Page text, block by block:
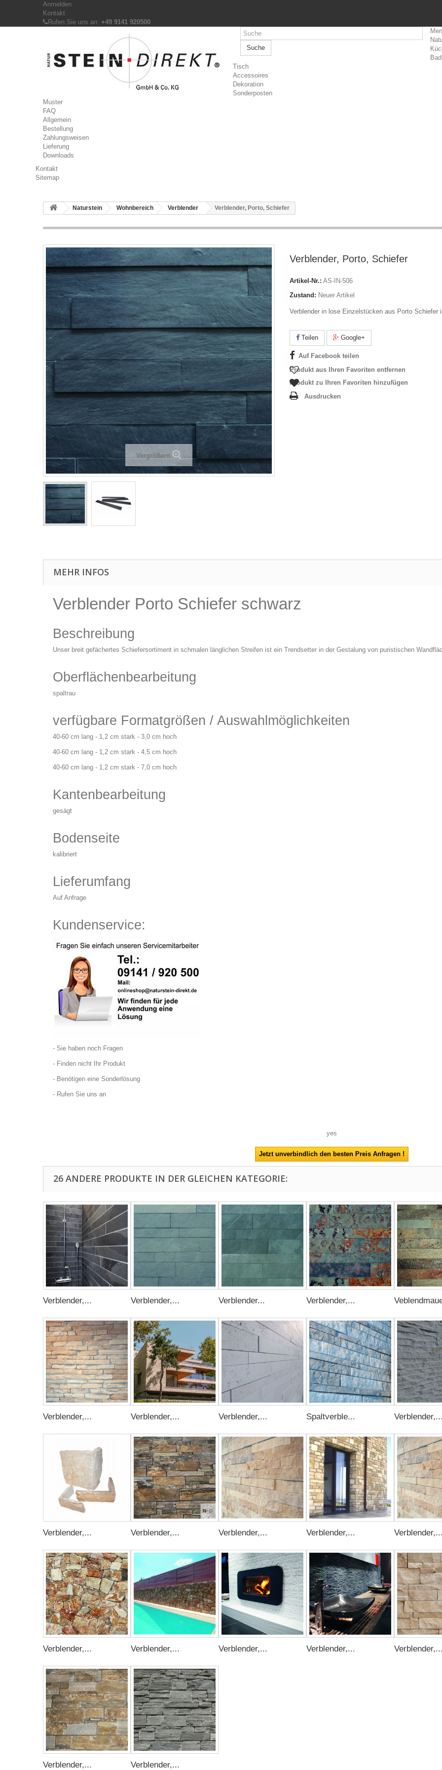
Anmelden
Kontakt
Rufen Sie uns an: +49 9141 920500
Suche
Bad
Tisch
Accessoires
Dekoration
Sonderposten
Muster
FAQ
Allgemein
Bestellung
Zahlungsweisen
Lieferung
Downloads
Kontakt
Sitemap
Naturstein Wohnbereich Verblender Verblender, Porto, Schiefer
Vergrößern
Verblender, Porto, Schiefer
Artikel-Nr.: AS-IN-506
Zustand: Neuer Artikel
Verblender in lose Einzelstücken aus Porto Schiefer
Teilen Google+
Auf Facebook teilen
Produkt aus Ihren Favoriten entfernen
Produkt zu Ihren Favoriten hinzufügen
Ausdrucken
MEHR INFOS
Verblender Porto Schiefer schwarz
Beschreibung
Unser breit gefächertes Schiefersortiment in schmalen länglichen Streifen ist ein Trendsetter in der Gestalung von puristischen
Oberflächenbearbeitung
spaltrau
verfügbare Formatgrößen / Auswahlmöglichkeiten
40-60 cm lang - 1,2 cm stark - 3,0 cm hoch
40-60 cm lang - 1,2 cm stark - 4,5 cm hoch
40-60 cm lang - 1,2 cm stark - 7,0 cm hoch
Kantenbearbeitung
gesägt
Bodenseite
kalibriert
Lieferumfang
Auf Anfrage
Kundenservice:
- Sie haben noch Fragen
- Finden nicht Ihr Produkt
- Benötigen eine Sonderlösung
- Rufen Sie uns an
yes
26 ANDERE PRODUKTE IN DER GLEICHEN KATEGORIE:
Verblender,... Verblender,... Verblender... Verblender,...
Verblender,... Verblender,... Verblender,... Spaltverble...
Verblender,... Verblender,... Verblender,... Verblender,...
Verblender,... Verblender,... Verblender,... Verblender,...
Verblender,... Verblender,...